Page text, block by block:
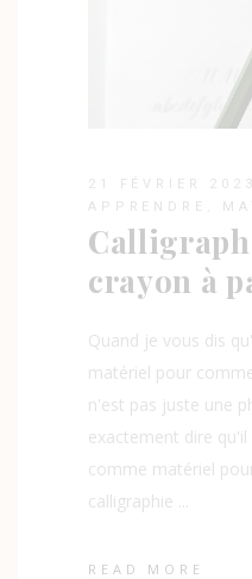
21 FÉVRIER 2023
APPRENDRE
crayon à
Quand je vous dis
matériel pour
n'est pas juste une
exactement dire
comme matériel
calligraphie
READ MORE